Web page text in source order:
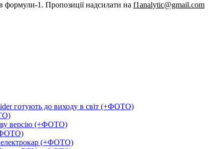
формули-1. Пропозиції надсилати на f1analytic@gmail.com
готують до виходу в світ (+ФОТО)
версію (+ФОТО)
електрокар (+ФОТО)